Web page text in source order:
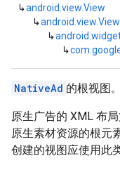
↳android.view.View
↳
↳
↳
NativeAd 的根视图。
原生广告的 XML 布
原生素材资源的根元
创建的视图应使用此